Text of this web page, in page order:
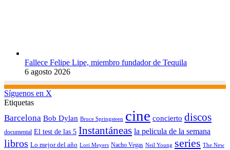
Fallece Felipe Lipe, miembro fundador de Tequila
6 agosto 2026
Síguenos en X
Etiquetas
Barcelona Bob Dylan Bruce Springsteen cine concierto discos
documental El test de las 5 Instantáneas la pelicula de la semana
libros Lo mejor del año Lori Meyers Nacho Vegas Neil Young series The New